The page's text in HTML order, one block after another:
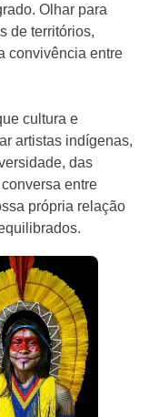
Olhar para
de territórios,
convivência entre
cultura e
artistas indígenas,
das
entre
própria relação